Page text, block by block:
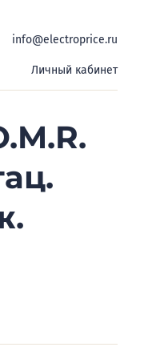
info@electroprice.ru
Личный кабинет